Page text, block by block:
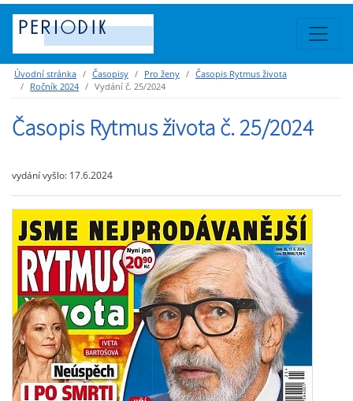
Úvodní stránka Časopisy Pro ženy
Časopis Rytmus života
Ročník 2024
Vydání č. 25/2024
Časopis Rytmus života č. 25/2024
vydání vyšlo: 17.6.2024